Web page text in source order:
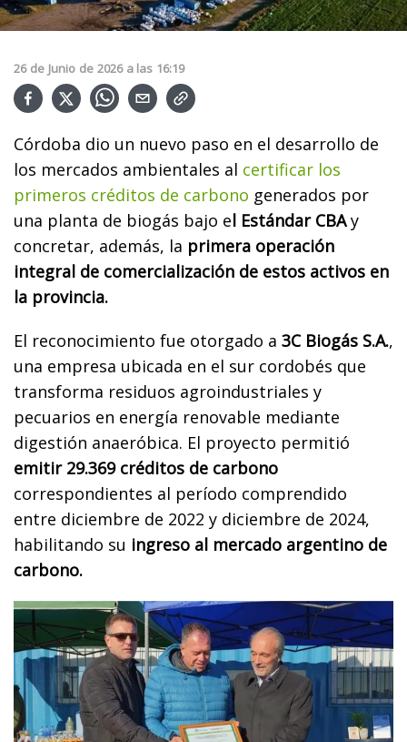
26 de Junio de 2026 a las 16:19
Córdoba dio un nuevo paso en el desarrollo de
los mercados ambientales al certificar los
primeros créditos de carbono generados por
una planta de biogás bajo el Estándar CBAy
concretar, además, la primera operación
integral de comercialización de estos activos en
la provincia.
El reconocimiento fue otorgado a 3C Biogás S.A.,
una empresa ubicada en el sur cordobés que
transforma residuos agroindustriales y
pecuarios en energía renovable mediante
digestión anaeróbica. El proyecto permitió
emitir 29.369 créditos de carbono
correspondientes al período comprendido
entre diciembre de 2022 y diciembre de 2024,
habilitando su ingreso al mercado argentino de
carbono.